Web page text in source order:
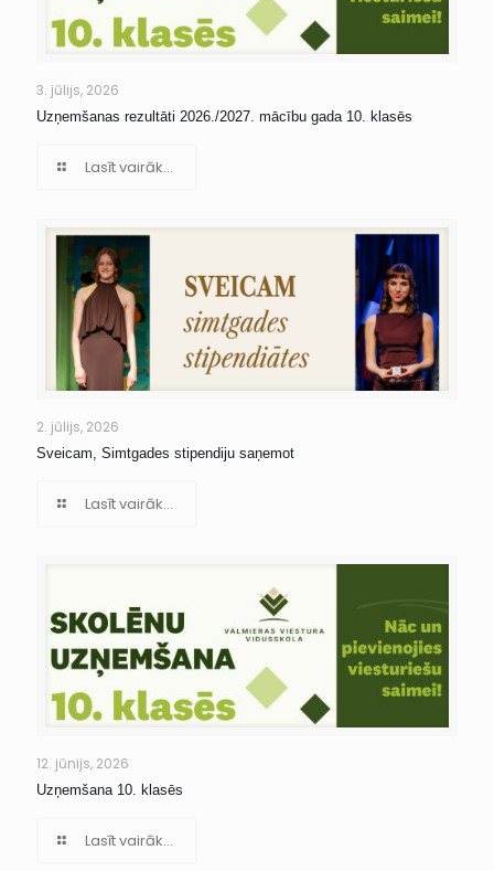
3. jūlijs, 2026
Uzņemšanas rezultāti 2026./2027. mācību gada 10. klasēs
Lasīt vairāk...
2. jūlijs, 2026
Sveicam, Simtgades stipendiju saņemot
Lasīt vairāk...
12. jūnijs, 2026
Uzņemšana 10. klasēs
Lasīt vairāk...